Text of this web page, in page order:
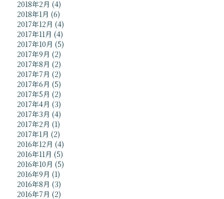
2018年2月 (4)
2018年1月 (6)
2017年12月 (4)
2017年11月 (4)
2017年10月 (5)
2017年9月 (2)
2017年8月 (2)
2017年7月 (2)
2017年6月 (5)
2017年5月 (2)
2017年4月 (3)
2017年3月 (4)
2017年2月 (1)
2017年1月 (2)
2016年12月 (4)
2016年11月 (5)
2016年10月 (5)
2016年9月 (1)
2016年8月 (3)
2016年7月 (2)